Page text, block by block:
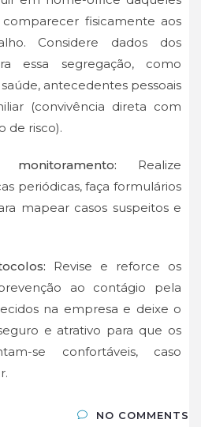
fisicamente aos
Considere dados dos
essa segregação, como
antecedentes pessoais
(convivência direta com
de risco).
Realize
periódicas, faça formulários
mapear casos suspeitos e
Revise e reforce os
ao contágio pela
na empresa e deixe o
e atrativo para que os
se confortáveis, caso
NO COMMENTS